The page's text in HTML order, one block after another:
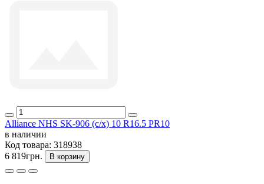
Alliance NHS SK-906 (с/х) 10 R16.5 PR10
в наличии
Код товара: 318938
6 819грн.
В корзину